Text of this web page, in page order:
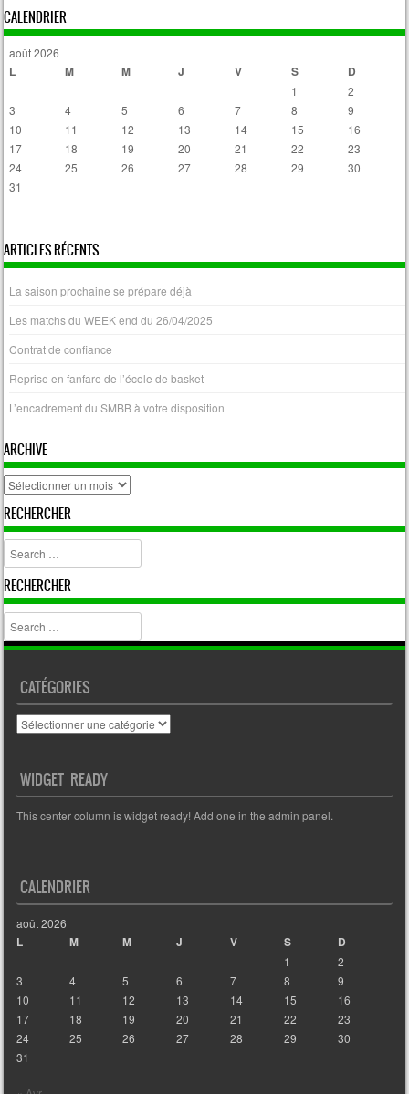
CALENDRIER
août 2026
L M M J V S D
1
2
3
4 5 6 7 8
9
10
11 12 13 14 15
16
17
18 19 20 21 22
23
24
25 26 27 28 29
30
31
ARTICLES RÉCENTS
La saison prochaine se prépare déjà
Les matchs du WEEK end du 26/04/2025
Contrat de confiance
Reprise en fanfare de l’école de basket
L’encadrement du SMBB à votre disposition
ARCHIVE
archive
RECHERCHER
Search
RECHERCHER
Search
CATÉGORIES
Catégories
WIDGET READY
This center column is widget ready! Add one in the admin panel.
CALENDRIER
août 2026
L M M J V S D
1
2
3
4 5 6 7 8
9
10
11 12 13 14 15
16
17
18 19 20 21 22
23
24
25 26 27 28 29
30
31